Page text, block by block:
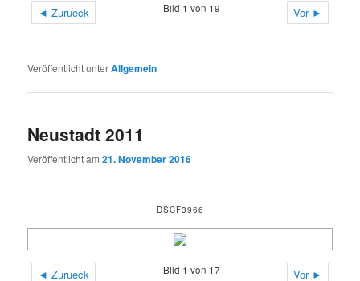
◄ Zurueck Vor ►
Bild 1 von 19
Veröffentlicht unterAllgemein
Neustadt 2011
Veröffentlicht am21. November 2016
DSCF3966
◄ Zurueck Vor ►
Bild 1 von 17